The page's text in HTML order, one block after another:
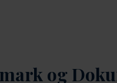
og